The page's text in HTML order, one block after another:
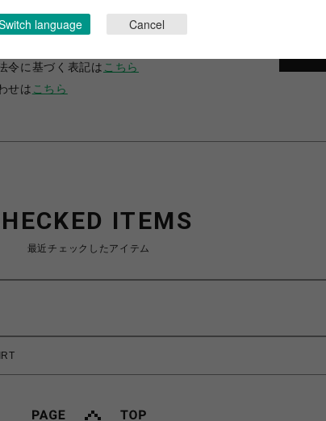
屋PARCO
令に基づく表記は こちら
せは こちら
ITEMS
最近チェックしたアイテム
language Cancel